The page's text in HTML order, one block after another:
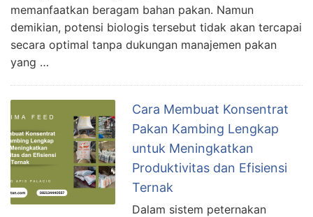
memanfaatkan beragam bahan pakan. Namun
demikian, potensi biologis tersebut tidak akan tercapai
secara optimal tanpa dukungan manajemen pakan
yang …
Cara Membuat Konsentrat
Pakan Kambing Lengkap
untuk Meningkatkan
Produktivitas dan Efisiensi
Ternak
Dalam sistem peternakan